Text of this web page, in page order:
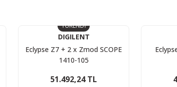
TÜKENDİ
DIGILENT
Eclypse Z7 + 2 x Zmod SCOPE
1410-105
51.492,24 TL